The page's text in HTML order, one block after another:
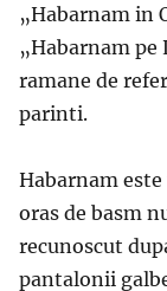
„Habarnam in
„Habarnam
ramane de
parinti.
Habarnam
oras de basm
recunoscut
pantalonii